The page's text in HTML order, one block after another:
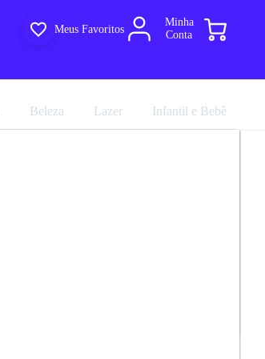
Meus Favoritos
Minha
Conta
Beleza Lazer Infantil e Bebê